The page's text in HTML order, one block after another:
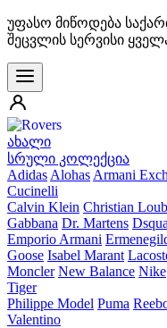
უფასო მიწოდება
შეცვლის სერვისი
ახალი
სრული კოლექცია
Adidas Alohas Armani
Cucinelli
Calvin Klein Christian
Gabbana Dr. Martens
Emporio Armani
Goose Isabel Marant
Moncler New Balance Nike
Tiger
Philippe Model Puma
Valentino